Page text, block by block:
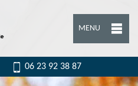
MENU
06 23 92 38 87